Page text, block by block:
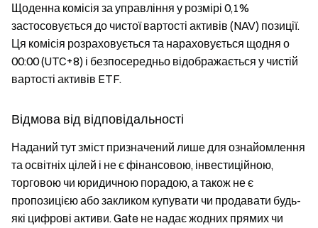
Щоденна комісія за управління у розмірі 0,1%
застосовується до чистої вартості активів (NAV) позиції.
Ця комісія розраховується та нараховується щодня о
00:00 (UTC+8) і безпосередньо відображається у чистій
вартості активів ETF.
Відмова від відповідальності
Наданий тут зміст призначений лише для ознайомлення
та освітніх цілей і не є фінансовою, інвестиційною,
торговою чи юридичною порадою, а також не є
пропозицією або закликом купувати чи продавати будь-
які цифрові активи. Gate не надає жодних прямих чи